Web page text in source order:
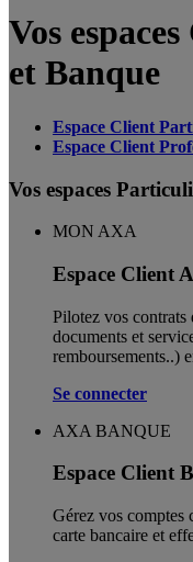
Vos
et Banque
Espace Client
Espace Client
Vos espaces
MON AXA
Espace Client
Pilotez vos contrats
documents et
remboursements..)
Se connecter
AXA BANQUE
Espace Client
Gérez vos comptes
carte bancaire et